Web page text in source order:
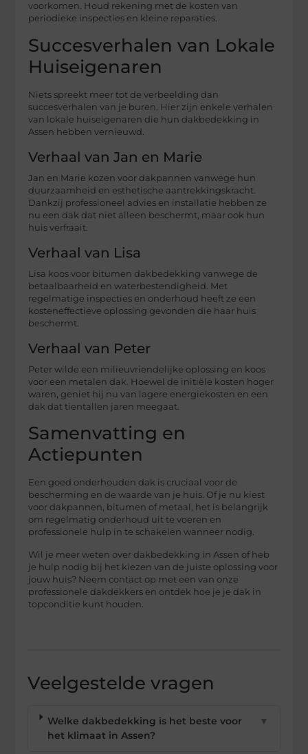
voorkomen. Houd rekening met de kosten van
periodieke inspecties en kleine reparaties.
Succesverhalen van Lokale
Huiseigenaren
Niets spreekt meer tot de verbeelding dan
succesverhalen van je buren. Hier zijn enkele verhalen
van lokale huiseigenaren die hun dakbedekking in
Assen hebben vernieuwd.
Verhaal van Jan en Marie
Jan en Marie kozen voor dakpannen vanwege hun
duurzaamheid en esthetische aantrekkingskracht.
Dankzij professioneel advies en installatie hebben ze
nu een dak dat niet alleen beschermt, maar ook hun
huis verfraait.
Verhaal van Lisa
Lisa koos voor bitumen dakbedekking vanwege de
betaalbaarheid en waterbestendigheid. Met
regelmatige inspecties en onderhoud heeft ze een
kosteneffectieve oplossing gevonden die haar huis
beschermt.
Verhaal van Peter
Peter wilde een milieuvriendelijke oplossing en koos
voor een metalen dak. Hoewel de initiële kosten hoger
waren, geniet hij nu van lagere energiekosten en een
dak dat tientallen jaren meegaat.
Samenvatting en
Actiepunten
Een goed onderhouden dak is cruciaal voor de
bescherming en de waarde van je huis. Of je nu kiest
voor dakpannen, bitumen of metaal, het is belangrijk
om regelmatig onderhoud uit te voeren en
professionele hulp in te schakelen wanneer nodig.
Wil je meer weten over dakbedekking in Assen of heb
je hulp nodig bij het kiezen van de juiste oplossing voor
jouw huis? Neem contact op met een van onze
professionele dakdekkers en ontdek hoe je je dak in
topconditie kunt houden.
Veelgestelde vragen
Welke dakbedekking is het beste voor
het klimaat in Assen?
▼